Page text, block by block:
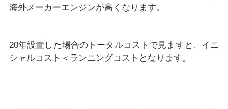
海外メーカーエンジンが高くなります。
20年設置した場合のトータルコストで見ますと、イニ
シャルコスト＜ランニングコストとなります。